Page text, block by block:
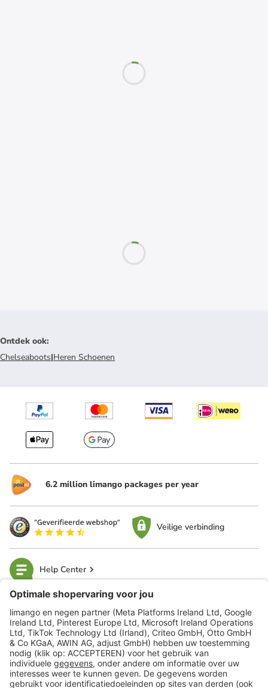
Ontdek ook:
Chelseaboots|Heren Schoenen
6.2 million limango packages per year
Veilige verbinding
Help Center
limango
Veilig winkelen
Klantenservice